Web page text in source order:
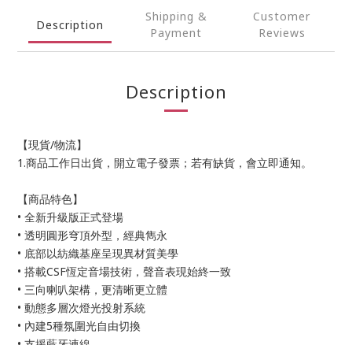
Description
Shipping &
Payment
Customer
Reviews
Description
【現貨/物流】
1.商品工作日出貨，開立電子發票；若有缺貨，會立即通知。
【商品特色】
• 全新升級版正式登場
• 透明圓形穹頂外型，經典雋永
• 底部以紡織基座呈現異材質美學
• 搭載CSF恆定音場技術，聲音表現始終一致
• 三向喇叭架構，更清晰更立體
• 動態多層次燈光投射系統
• 內建5種氛圍光自由切換